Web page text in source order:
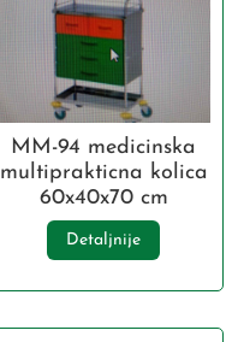
MM-94 medicinska
multiprakticna kolica
60x40x70 cm
Detaljnije